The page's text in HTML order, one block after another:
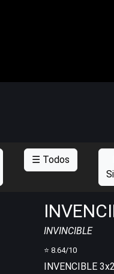
☰ Todos
INVINCIBLE
⭐ 8.64/10
INVENCIBLE 3x2